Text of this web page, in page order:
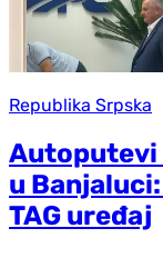
Republika Srpska
u
TAG uređaj